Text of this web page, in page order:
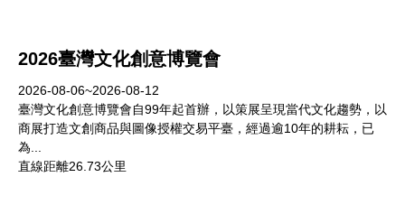
2026臺灣文化創意博覽會
2026-08-06~2026-08-12
臺灣文化創意博覽會自99年起首辦，以策展呈現當代文化趨勢，以
商展打造文創商品與圖像授權交易平臺，經過逾10年的耕耘，已
為...
直線距離26.73公里